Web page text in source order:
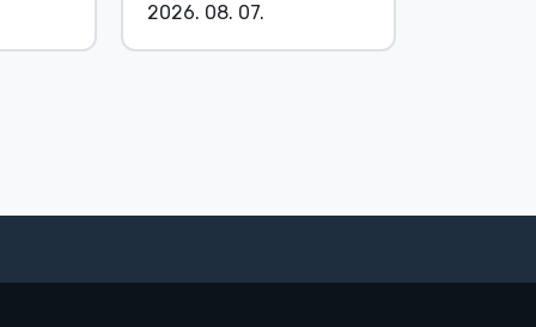
2026. 08. 07.